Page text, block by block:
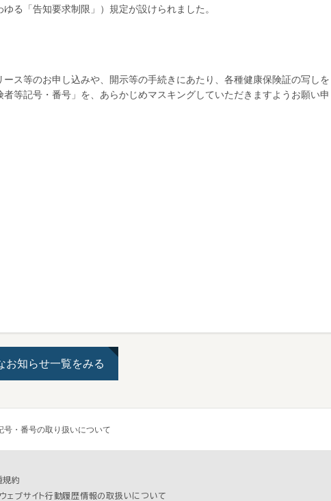
る「告知要求制限」）規定が設けられました。
ス等のお申し込みや、開示等の手続きにあたり、各種健康保険証の写しを
等記号・番号」を、あらかじめマスキングしていただきますようお願い申
お知らせ一覧をみる
・番号の取り扱いについて
規約
ブサイト行動履歴情報の取扱いについて